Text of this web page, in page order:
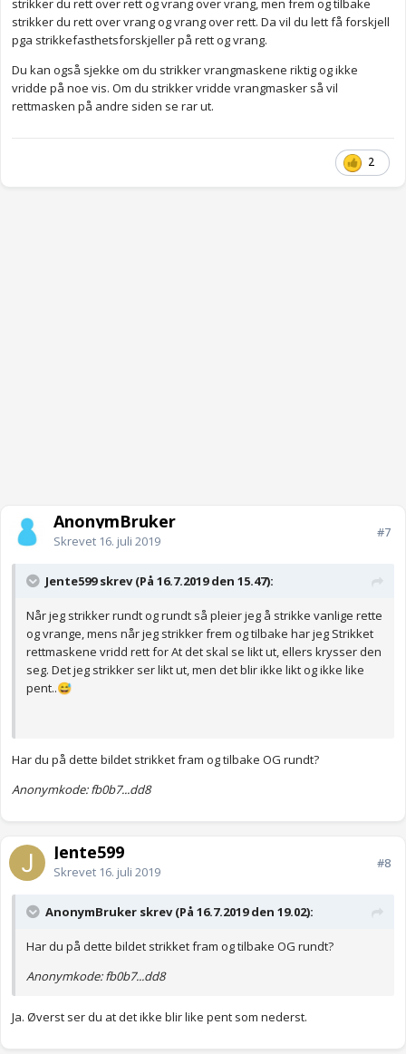
strikker du rett over rett og vrang over vrang, men frem og tilbake
strikker du rett over vrang og vrang over rett. Da vil du lett få forskjell
pga strikkefasthetsforskjeller på rett og vrang.
Du kan også sjekke om du strikker vrangmaskene riktig og ikke
vridde på noe vis. Om du strikker vridde vrangmasker så vil
rettmasken på andre siden se rar ut.
2
AnonymBruker
Skrevet 16. juli 2019
#7
Jente599 skrev (På 16.7.2019 den 15.47):
Når jeg strikker rundt og rundt så pleier jeg å strikke vanlige rette
og vrange, mens når jeg strikker frem og tilbake har jeg Strikket
rettmaskene vridd rett for At det skal se likt ut, ellers krysser den
seg. Det jeg strikker ser likt ut, men det blir ikke likt og ikke like
pent..😅
Har du på dette bildet strikket fram og tilbake OG rundt?
Anonymkode: fb0b7...dd8
Jente599
Skrevet 16. juli 2019
#8
AnonymBruker skrev (På 16.7.2019 den 19.02):
Har du på dette bildet strikket fram og tilbake OG rundt?
Anonymkode: fb0b7...dd8
Ja. Øverst ser du at det ikke blir like pent som nederst.